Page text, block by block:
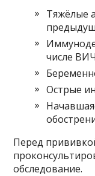
Тяжёлые
числе
Острые
Перед
обследование.